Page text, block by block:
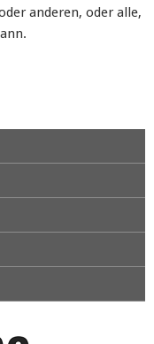
anderen, oder alle,